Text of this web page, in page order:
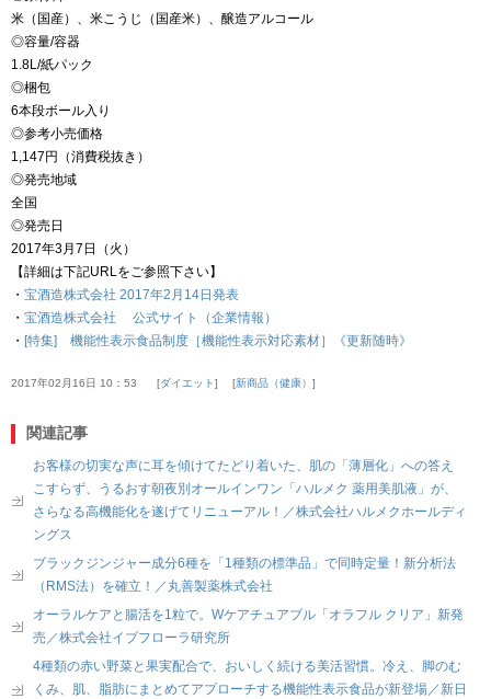
米（国産）、米こうじ（国産米）、醸造アルコール
◎容量/容器
1.8L/紙パック
◎梱包
6本段ボール入り
◎参考小売価格
1,147円（消費税抜き）
◎発売地域
全国
◎発売日
2017年3月7日（火）
【詳細は下記URLをご参照下さい】
・ 宝酒造株式会社 2017年2月14日発表
・ 宝酒造株式会社 公式サイト（企業情報）
・ [特集] 機能性表示食品制度［機能性表示対応素材］《更新随時》
2017年02月16日 10：53 ダイエット 新商品（健康）
関連記事
お客様の切実な声に耳を傾けてたどり着いた、肌の「薄層化」への答え
こすらず、うるおす朝夜別オールインワン「ハルメク 薬用美肌液」が、
さらなる高機能化を遂げてリニューアル！／株式会社ハルメクホールディ
ングス
ブラックジンジャー成分6種を「1種類の標準品」で同時定量！新分析法
（RMS法）を確立！／丸善製薬株式会社
オーラルケアと腸活を1粒で。Wケアチュアブル「オラフル クリア」新発
売／株式会社イブフローラ研究所
4種類の赤い野菜と果実配合で、おいしく続ける美活習慣。冷え、脚のむ
くみ、肌、脂肪にまとめてアプローチする機能性表示食品が新登場／新日